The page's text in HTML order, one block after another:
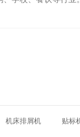
机床排屑机 贴标